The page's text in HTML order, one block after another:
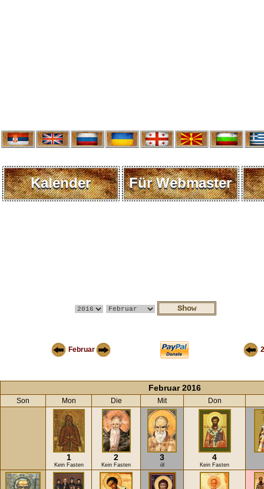
Kalender Für Webmaster
Februar
Februar 2016
Son Mon Die Mit Don
1
Kein Fasten
2
Kein Fasten
3
öl
4
Kein Fasten